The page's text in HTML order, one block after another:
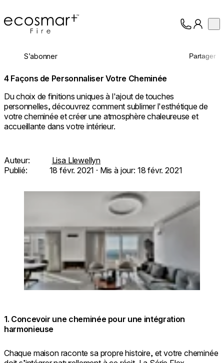
EcoSmart Fire
À propos
Professionnels
S’abonner Partager
4 Façons de Personnaliser Votre Cheminée
Du choix de finitions uniques à l'ajout de touches
personnelles, découvrez comment sublimer l'esthétique de
votre cheminée et créer une atmosphère chaleureuse et
accueillante dans votre intérieur.
Auteur:
Lisa Llewellyn
Publié:
18 févr. 2021 · Mis à jour: 18 févr. 2021
© @herbert / Architecture: @halel.arc /
Photographer: @odedsmadar
1. Concevoir une cheminée pour une intégration
harmonieuse
Chaque maison raconte sa propre histoire, et votre cheminée